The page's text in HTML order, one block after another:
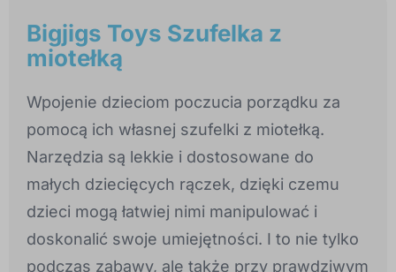
Bigjigs Toys Szufelka z
miotełką
Wpojenie dzieciom poczucia porządku za
pomocą ich własnej szufelki z miotełką.
Narzędzia są lekkie i dostosowane do
małych dziecięcych rączek, dzięki czemu
dzieci mogą łatwiej nimi manipulować i
doskonalić swoje umiejętności. I to nie tylko
podczas zabawy, ale także przy prawdziwym